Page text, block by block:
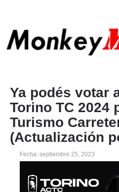
Ya podés votar
Torino TC 2024
Turismo
(Actualización
Fecha: septiembre 25, 2023